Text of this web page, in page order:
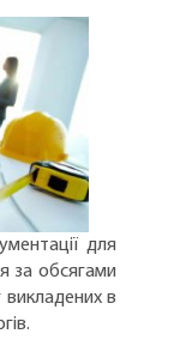
для
за обсягами
викладених в